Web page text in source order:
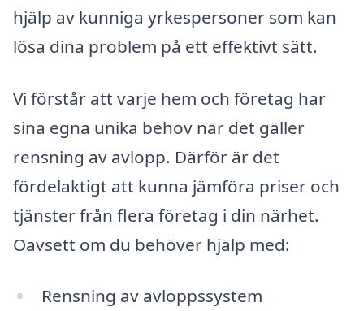
hjälp av kunniga yrkespersoner som kan
lösa dina problem på ett effektivt sätt.
Vi förstår att varje hem och företag har
sina egna unika behov när det gäller
rensning av avlopp. Därför är det
fördelaktigt att kunna jämföra priser och
tjänster från flera företag i din närhet.
Oavsett om du behöver hjälp med:
Rensning av avloppssystem